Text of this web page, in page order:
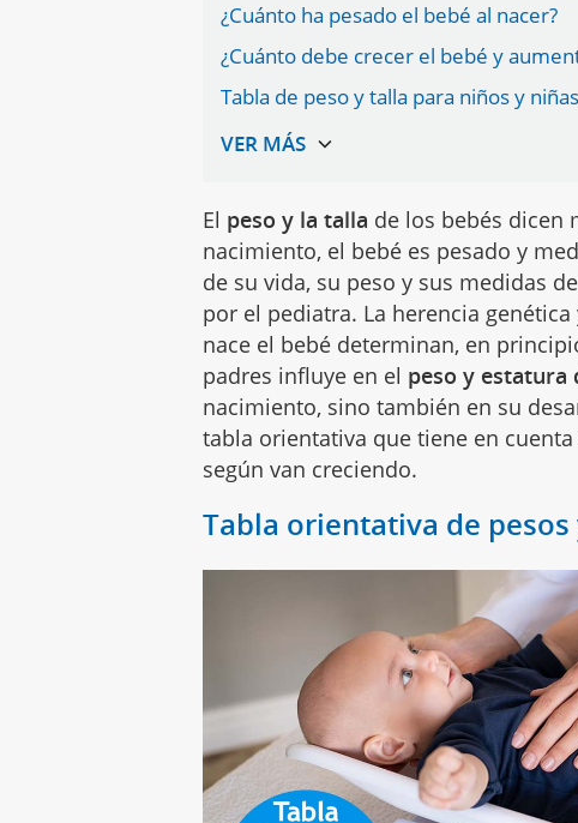
¿Cuánto ha pesado el bebé al nacer?
¿Cuánto debe crecer el bebé y
Tabla de peso y talla para niños y niñas
El peso y la talla de los bebés dicen
nacimiento, el bebé es pesado y
de su vida, su peso y sus medidas de
por el pediatra. La herencia
nace el bebé determinan, en
padres influye en el peso y estatura
nacimiento, sino también en su
tabla orientativa que tiene en cuenta
según van creciendo.
Tabla orientativa de